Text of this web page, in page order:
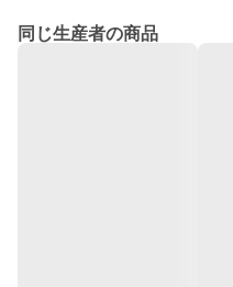
同じ生産者の商品